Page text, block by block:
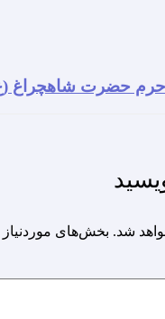
حرم حضرت شاهچراغ
شد. بخش‌های